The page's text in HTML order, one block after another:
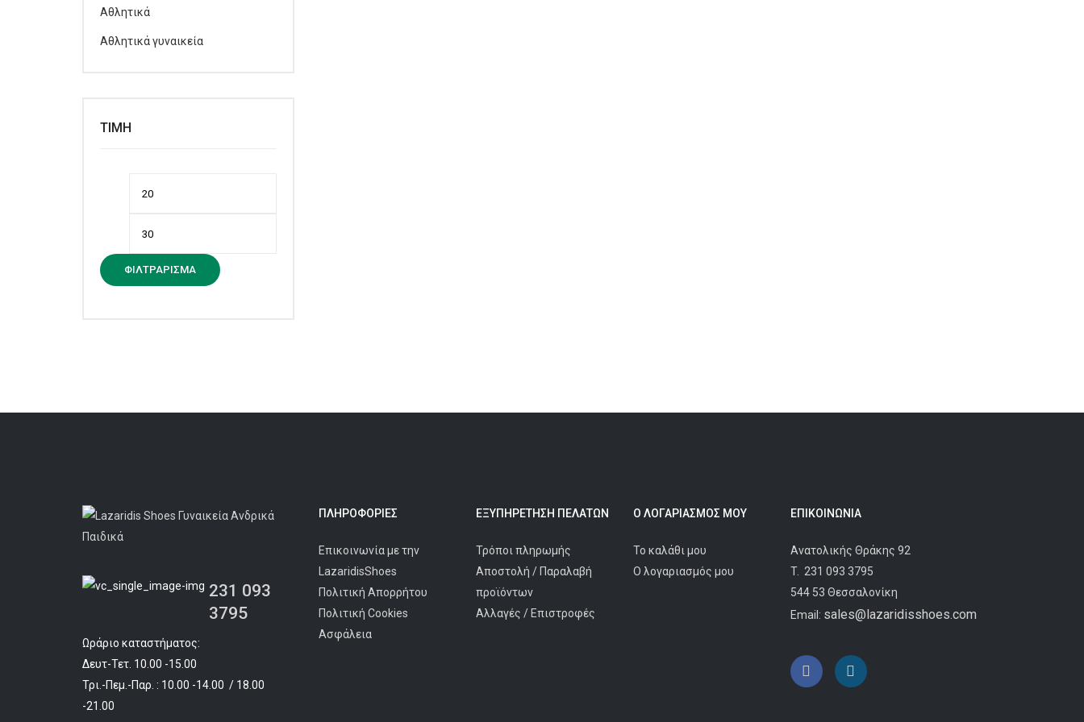
Αθλητικά
Αθλητικά γυναικεία
ΤΙΜΉ
ΦΙΛΤΡΆΡΙΣΜΑ
231 093
3795
Ωράριο καταστήματος:
Δευτ-Τετ. 10.00 -15.00
Τρι.-Πεμ.-Παρ. : 10.00 -14.00 / 18.00
-21.00
ΠΛΗΡΟΦΟΡΊΕΣ
Επικοινωνία με την
LazaridisShoes
Πολιτική Απορρήτου
Πολιτική Cookies
Ασφάλεια
ΕΞΥΠΗΡΈΤΗΣΗ ΠΕΛΑΤΩΝ
Τρόποι πληρωμής
Αποστολή / Παραλαβή
προϊόντων
Αλλαγές / Επιστροφές
Ο ΛΟΓΑΡΙΑΣΜΌΣ ΜΟΥ
Το καλάθι μου
Ο λογαριασμός μου
ΕΠΙΚΟΙΝΩΝΊΑ
Ανατολικής Θράκης 92
T. 231 093 3795
544 53 Θεσσαλονίκη
Email: sales@lazaridisshoes.com